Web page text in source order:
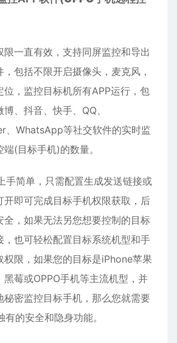
限一直有效，支持同屏监控和导出
包括不限开启摄像头，麦克风，
位，监控目标机所有APP运行，包
、抖音、快手、QQ、
、WhatsApp等社交软件的实时监
(目标手机)的数量。
手简单，只需配置生成发送链接或
开即可完成目标手机权限获取，后
全，如果无法另您想要控制的目标
，也可轻松配置目标系统机型和手
权限，如果您的目标是iPhone苹果
黑莓或OPPO手机等主流机型，并
秘密监控目标手机，那么您就需要
的安全和隐身功能。